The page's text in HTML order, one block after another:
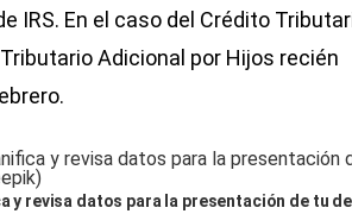
IRS. En el caso del Crédito
Adicional por Hijos recién
y revisa datos para la presentación de tu